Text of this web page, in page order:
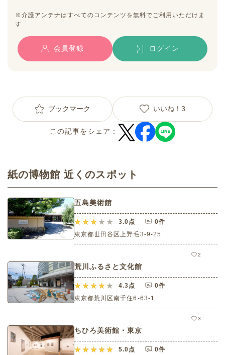
※介護アンテナはすべてのコンテンツを無料でご利用いただけま
す
会員登録 ログイン
ブックマーク いいね！ 3
この記事をシェア：
紙の博物館 近くのスポット
五島美術館
3.0点
0件
東京都世田谷区上野毛3-9-25
2
荒川ふるさと文化館
4.3点
0件
東京都荒川区南千住6-63-1
3
ちひろ美術館・東京
5.0点
0件